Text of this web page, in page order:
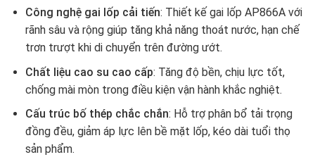
Công nghệ gai lốp cải tiến: Thiết kế gai lốp AP866A với
rãnh sâu và rộng giúp tăng khả năng thoát nước, hạn chế
trơn trượt khi di chuyển trên đường ướt.
Chất liệu cao su cao cấp: Tăng độ bền, chịu lực tốt,
chống mài mòn trong điều kiện vận hành khắc nghiệt.
Cấu trúc bố thép chắc chắn: Hỗ trợ phân bổ tải trọng
đồng đều, giảm áp lực lên bề mặt lốp, kéo dài tuổi thọ
sản phẩm.